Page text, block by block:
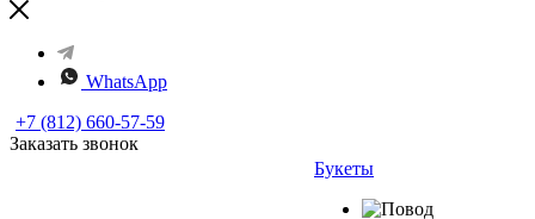
WhatsApp
+7 (812) 660-57-59
Заказать звонок
Букеты